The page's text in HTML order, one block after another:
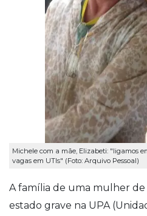
Michele com a mãe, Elizabeti: "ligamos
vagas em UTIs" (Foto: Arquivo Pessoal)
A família de uma mulher de
estado grave na UPA